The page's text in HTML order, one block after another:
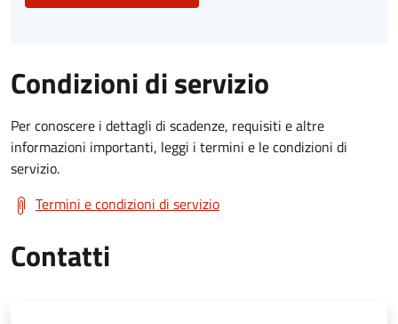
Condizioni di servizio
Per conoscere i dettagli di scadenze, requisiti e altre
informazioni importanti, leggi i termini e le condizioni di
servizio.
Termini e condizioni di servizio
Contatti